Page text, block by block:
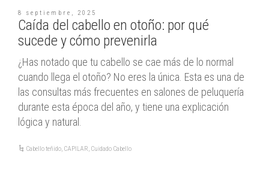
8 septiembre, 2025
Caída del cabello en otoño: por qué
sucede y cómo prevenirla
¿Has notado que tu cabello se cae más de lo normal
cuando llega el otoño? No eres la única. Esta es una de
las consultas más frecuentes en salones de peluquería
durante esta época del año, y tiene una explicación
lógica y natural.
Cabello teñido, CAPILAR, Cuidado Cabello